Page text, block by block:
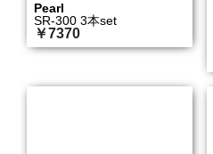
Pearl
SR-300 3本set
￥7370